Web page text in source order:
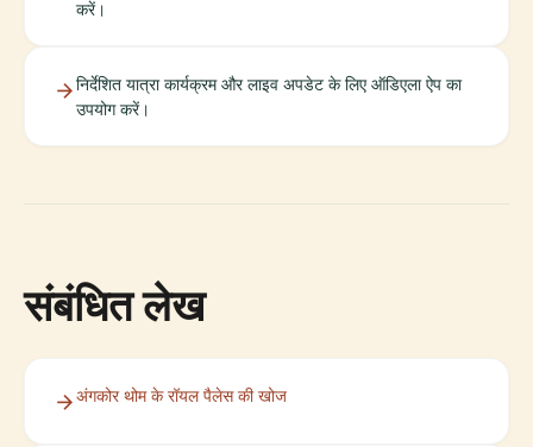
करें।
निर्देशित यात्रा कार्यक्रम और लाइव अपडेट के लिए ऑडिएला ऐप का
उपयोग करें।
संबंधित लेख
अंगकोर थोम के रॉयल पैलेस की खोज